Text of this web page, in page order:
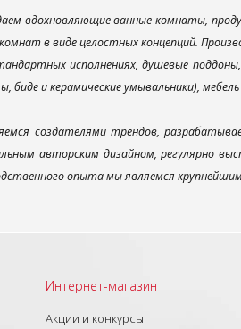
вдохновляющие ванные комнаты,
в виде целостных концепций.
исполнениях, душевые
биде и керамические умывальники),
создателями трендов,
авторским дизайном, регулярно
опыта мы являемся
Интернет-магазин
Акции и конкурсы